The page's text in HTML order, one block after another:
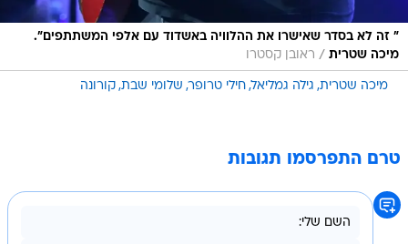
" זה לא בסדר שאישרו את ההלוויה באשדוד עם אלפי המשתתפים".
מיכה שטרית / ראובן קסטרו
מיכה שטרית גילה גמליאל חילי טרופר שלומי שבת קורונה
טרם התפרסמו תגובות